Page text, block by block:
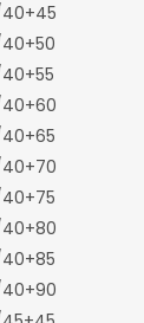
40+45
40+50
40+60
40+65
40+70
40+75
40+80
40+85
40+90